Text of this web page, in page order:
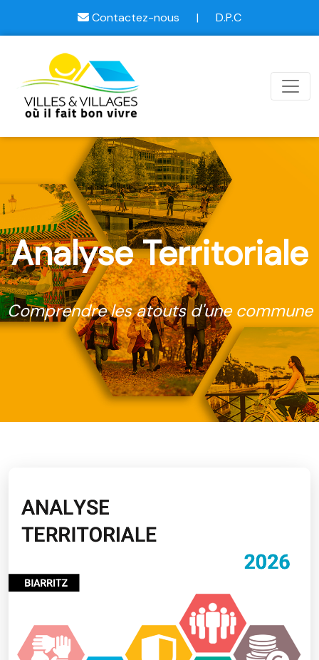
Contactez-nous | D.P.C
Analyse Territoriale
Comprendre les atouts d'une commune